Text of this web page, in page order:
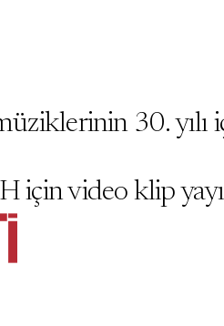
30. yılı
için video klip